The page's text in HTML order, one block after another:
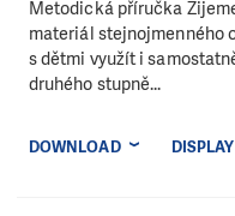
Metodická příručka
materiál stejnojmenného
s dětmi využít i
druhého stupně...
DOWNLOAD